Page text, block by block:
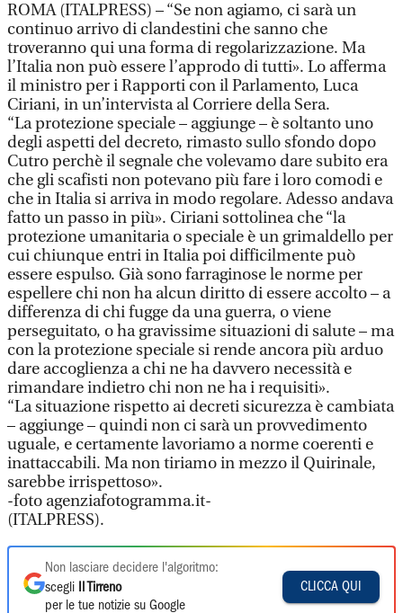
ROMA (ITALPRESS) – “Se non agiamo, ci sarà un
continuo arrivo di clandestini che sanno che
troveranno qui una forma di regolarizzazione. Ma
l’Italia non può essere l’approdo di tutti». Lo afferma
il ministro per i Rapporti con il Parlamento, Luca
Ciriani, in un’intervista al Corriere della Sera.
“La protezione speciale – aggiunge – è soltanto uno
degli aspetti del decreto, rimasto sullo sfondo dopo
Cutro perchè il segnale che volevamo dare subito era
che gli scafisti non potevano più fare i loro comodi e
che in Italia si arriva in modo regolare. Adesso andava
fatto un passo in più». Ciriani sottolinea che “la
protezione umanitaria o speciale è un grimaldello per
cui chiunque entri in Italia poi difficilmente può
essere espulso. Già sono farraginose le norme per
espellere chi non ha alcun diritto di essere accolto – a
differenza di chi fugge da una guerra, o viene
perseguitato, o ha gravissime situazioni di salute – ma
con la protezione speciale si rende ancora più arduo
dare accoglienza a chi ne ha davvero necessità e
rimandare indietro chi non ne ha i requisiti».
“La situazione rispetto ai decreti sicurezza è cambiata
– aggiunge – quindi non ci sarà un provvedimento
uguale, e certamente lavoriamo a norme coerenti e
inattaccabili. Ma non tiriamo in mezzo il Quirinale,
sarebbe irrispettoso».
-foto agenziafotogramma.it-
(ITALPRESS).
Non lasciare decidere l'algoritmo:
scegli
Il Tirreno
per le tue notizie su Google
CLICCA QUI